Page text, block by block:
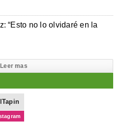
“Esto no lo olvidaré en la
Leer mas